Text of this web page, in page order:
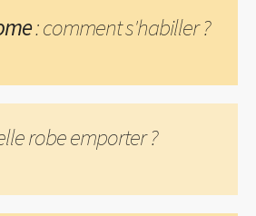
: comment s'habiller ?
robe emporter ?